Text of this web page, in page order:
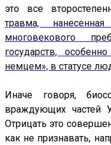
это все
травма,
многовекового
государств,
немцем», в статусе
Иначе говоря,
враждующих частей
Отрицать это
как не признавать,